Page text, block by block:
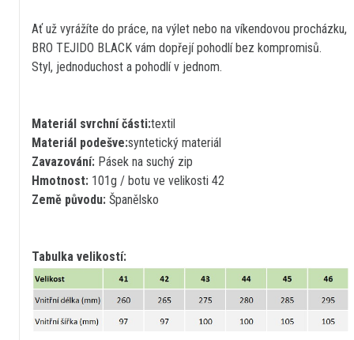
Ať už vyrážíte do práce, na výlet nebo na víkendovou procházku,
BRO TEJIDO BLACK vám dopřejí pohodlí bez kompromisů.
Styl, jednoduchost a pohodlí v jednom.
Materiál svrchní části:textil
Materiál podešve:syntetický materiál
Zavazování: Pásek na suchý zip
Hmotnost: 101g / botu ve velikosti 42
Země původu: Španělsko
Tabulka velikostí: